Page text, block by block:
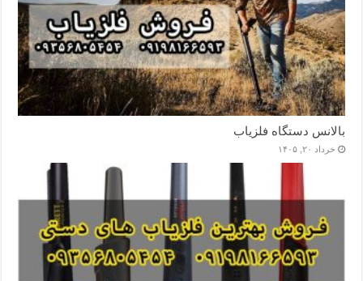
بالانس دستگاه فلزیاب
خرداد ۲۰, ۱۴۰۵